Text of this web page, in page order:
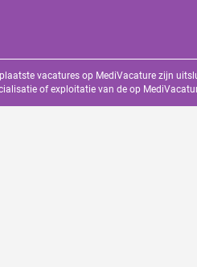
vacatures op MediVacature zijn
of exploitatie van de op